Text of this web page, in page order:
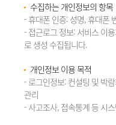
수집하는 개인정보의 항목
- 휴대폰 인증: 성명, 휴대폰
- 접근로그 정보: 서비스 이
로 생성 수집됩니다.
개인정보 이용 목적
- 로그인정보: 컨설팅 및 박
관리
- 사고조사, 접속통계 등 시